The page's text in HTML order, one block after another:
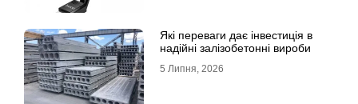
Які переваги дає інвестиція в
надійні залізобетонні вироби
5 Липня, 2026